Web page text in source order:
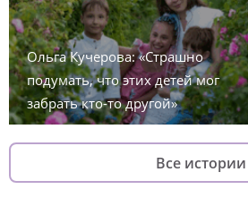
Ольга Кучерова: «Страшно
подумать, что этих детей мог
забрать кто-то другой»
Все истории